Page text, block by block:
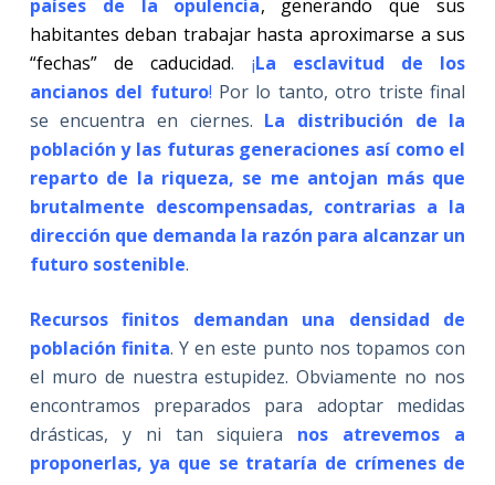
países de la opulencia, generando que sus
habitantes deban trabajar hasta aproximarse a sus
“fechas” de caducidad. ¡La esclavitud de los
ancianos del futuro! Por lo tanto, otro triste final
se encuentra en ciernes. La distribución de la
población y las futuras generaciones así como el
reparto de la riqueza, se me antojan más que
brutalmente descompensadas, contrarias a la
dirección que demanda la razón para alcanzar un
futuro sostenible.
Recursos finitos demandan una densidad de
población finita. Y en este punto nos topamos con
el muro de nuestra estupidez. Obviamente no nos
encontramos preparados para adoptar medidas
drásticas, y ni tan siquiera nos atrevemos a
proponerlas, ya que se trataría de crímenes de